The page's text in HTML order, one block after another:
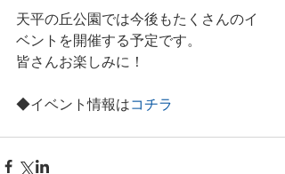
天平の丘公園では今後もたくさんのイ
ベントを開催する予定です。
皆さんお楽しみに！
◆イベント情報はコチラ